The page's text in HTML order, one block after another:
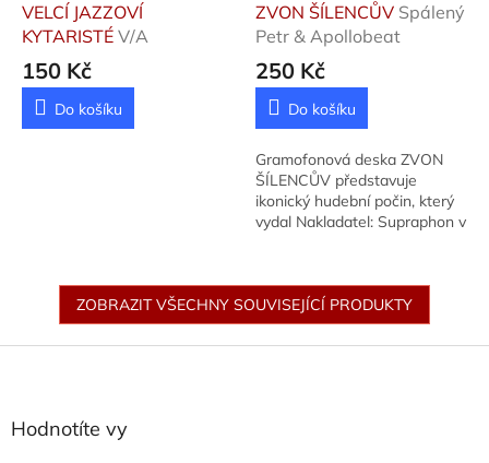
VELCÍ JAZZOVÍ
KYTARISTÉ V/A
150 Kč
Do košíku
ZVON ŠÍLENCŮV Spálený
Petr & Apollobeat
250 Kč
Do košíku
Gramofonová deska ZVON
ŠÍLENCŮV představuje
ikonický hudební počin, který
vydal Nakladatel: Supraphon v
Petr & Apollobeat.
ZOBRAZIT VŠECHNY SOUVISEJÍCÍ PRODUKTY
Hodnotíte vy